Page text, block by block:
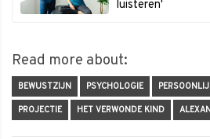
luisteren'
Read more about:
BEWUSTZIJN PSYCHOLOGIE
PROJECTIE HET VERWONDE KIND